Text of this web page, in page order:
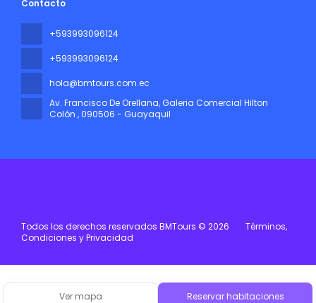
Ver mapa Reservar habitaciones
Contacto
+593993096124
+593993096124
hola@bmtours.com.ec
Av. Francisco De Orellana, Galeria Comercial Hilton
Colón , 090506 - Guayaquil
Todos los derechos reservados BMTours © 2026
Términos,
Condiciones y Privacidad